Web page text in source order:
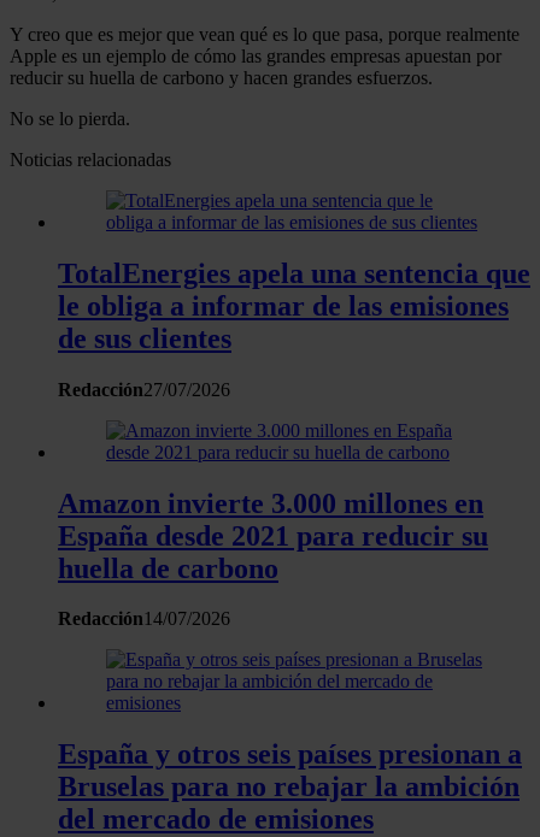
Y creo que es mejor que vean qué es lo que pasa, porque realmente
Apple es un ejemplo de cómo las grandes empresas apuestan por
reducir su huella de carbono y hacen grandes esfuerzos.
No se lo pierda.
Noticias relacionadas
TotalEnergies apela una sentencia que
le obliga a informar de las emisiones
de sus clientes
Redacción27/07/2026
Amazon invierte 3.000 millones en
España desde 2021 para reducir su
huella de carbono
Redacción14/07/2026
España y otros seis países presionan a
Bruselas para no rebajar la ambición
del mercado de emisiones